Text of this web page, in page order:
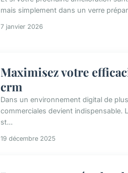
mais simplement dans un verre
7 janvier 2026
Maximisez votre
crm
Dans un environnement digital de
commerciales devient indispensable.
st...
19 décembre 2025